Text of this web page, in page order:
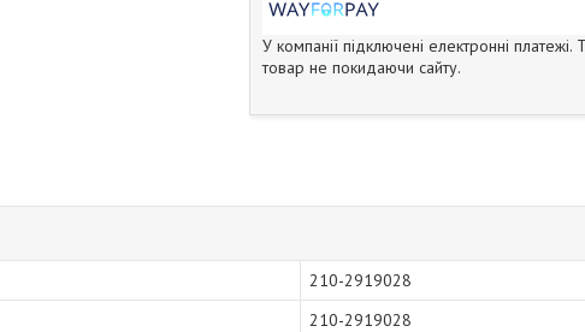
У компанії підключені електронні
товар не покидаючи сайту.
210-2919028
210-2919028